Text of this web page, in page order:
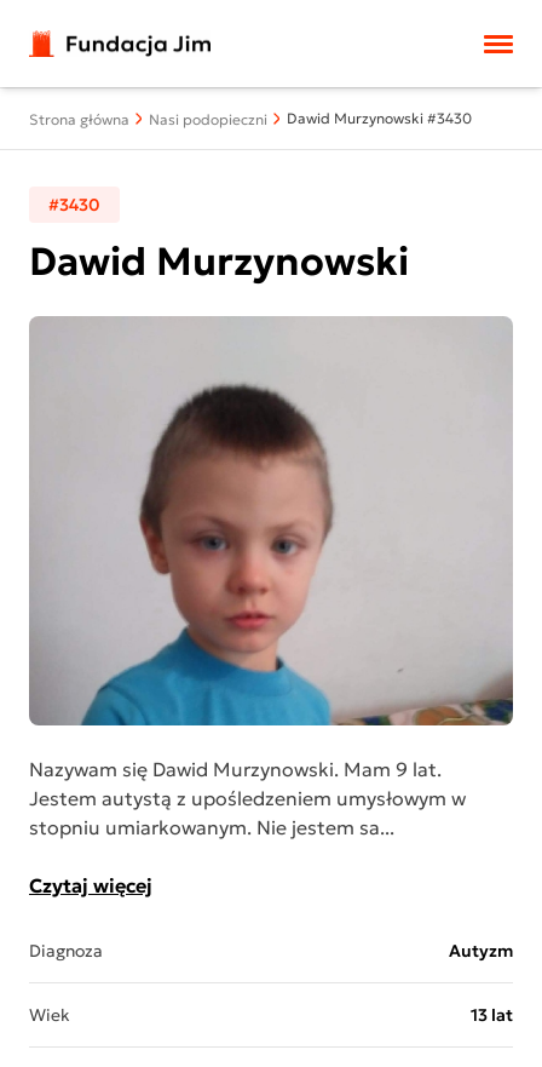
Strona główna Nasi podopieczni Dawid Murzynowski #3430
#3430
Dawid Murzynowski
Nazywam się Dawid Murzynowski. Mam 9 lat.
Jestem autystą z upośledzeniem umysłowym w
stopniu umiarkowanym. Nie jestem sa...
Czytaj więcej
Diagnoza Autyzm
Wiek 13 lat